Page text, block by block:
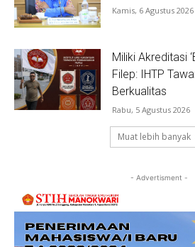
Kamis, 6 Agustus 2026
Miliki Akreditasi
Filep: IHTP
Berkualitas
Rabu, 5 Agustus 2026
Muat lebih banyak
- Advertisment -